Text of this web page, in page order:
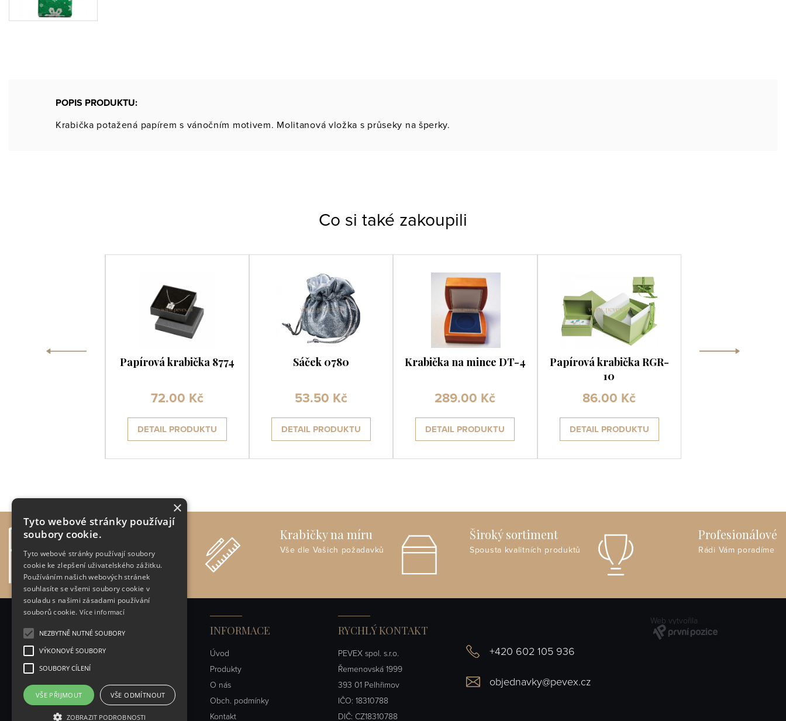
POPIS PRODUKTU:
Krabička potažená papírem s vánočním motivem. Molitanová vložka s průseky na šperky.
Co si také zakoupili
Papírová krabička 8774
72.00 Kč
DETAIL PRODUKTU
Sáček 0780
53.50 Kč
DETAIL PRODUKTU
Krabička na mince DT-4
289.00 Kč
DETAIL PRODUKTU
Papírová krabička RGR-
10
86.00 Kč
DETAIL PRODUKTU
Na trhu 34 let
Jsme stabilní společnost
Krabičky na míru
Vše dle Vašich požadavků
Široký sortiment
Spousta kvalitních produktů
Profesionálové
Rádi Vám poradíme
VŠE O NÁKUPU
Obchodní podmínky
Reklamace
Dopravy a platby
FAQ
Ochrana osobních údajů
INFORMACE
Úvod
Produkty
O nás
Obch. podmínky
Kontakt
RYCHLÝ KONTAKT
PEVEX spol. s.r.o.
Řemenovská 1999
393 01 Pelhřimov
IČO: 18310788
DIČ: CZ18310788
+420 602 105 936
objednavky@pevex.cz
Web vytvořila
×
Tyto webové stránky používají
soubory cookie.
Tyto webové stránky používají soubory
cookie ke zlepšení uživatelského zážitku.
Používáním našich webových stránek
souhlasíte se všemi soubory cookie v
souladu s našimi zásadami používání
souborů cookie. Více informací
NEZBYTNĚ NUTNÉ SOUBORY
VÝKONOVÉ SOUBORY
SOUBORY CÍLENÍ
VŠE PŘIJMOUT VŠE ODMÍTNOUT
ZOBRAZIT PODROBNOSTI